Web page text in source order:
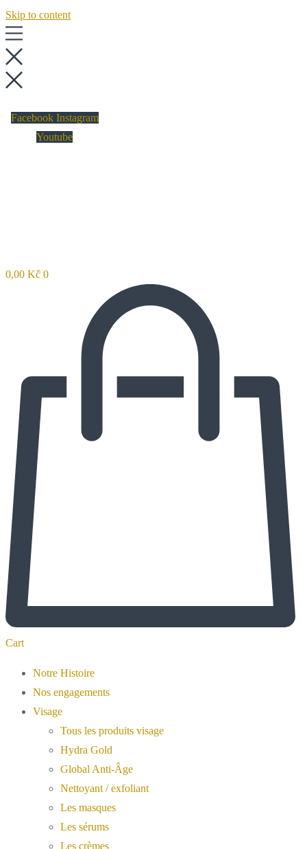
Skip to content
Facebook Instagram
Youtube
0,00 Kč 0
Cart
Notre Histoire
Nos engagements
Visage
Tous les produits visage
Hydra Gold
Global Anti-Âge
Nettoyant / exfoliant
Les masques
Les sérums
Les crèmes